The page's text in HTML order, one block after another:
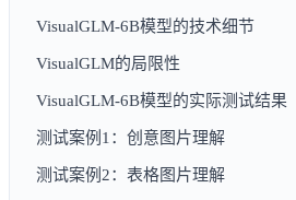
VisualGLM-6B模型的技术细节
VisualGLM的局限性
VisualGLM-6B模型的实际测试结果
测试案例1：创意图片理解
测试案例2：表格图片理解